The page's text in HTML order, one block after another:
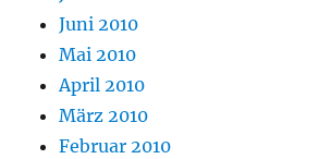
Juni 2010
Mai 2010
April 2010
März 2010
Februar 2010